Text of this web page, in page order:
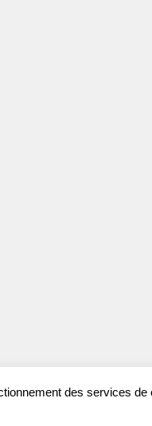
des services